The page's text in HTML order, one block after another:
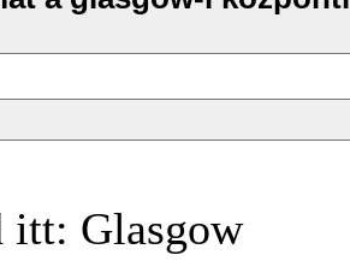
itt: Glasgow